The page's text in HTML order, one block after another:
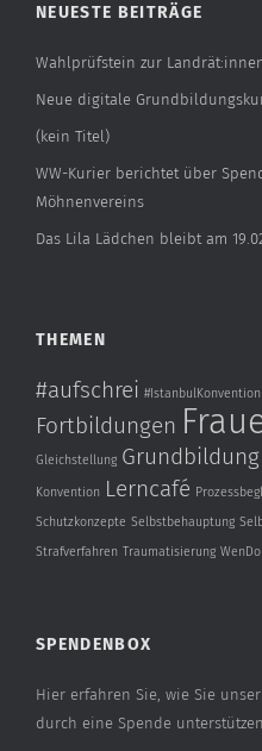
NEUESTE BEITRÄGE
Wahlprüfstein zur
Neue digitale
(kein Titel)
WW-Kurier berichtet über
Möhnenvereins
Das Lila Lädchen bleibt am
THEMEN
#aufschrei #IstanbulKonvention
Fortbildungen
Gleichstellung Grundbildung
Konvention Lerncafé
Schutzkonzepte Selbstbehauptung
Strafverfahren Traumatisierung WenDo
SPENDENBOX
Hier erfahren Sie, wie Sie
durch eine Spende